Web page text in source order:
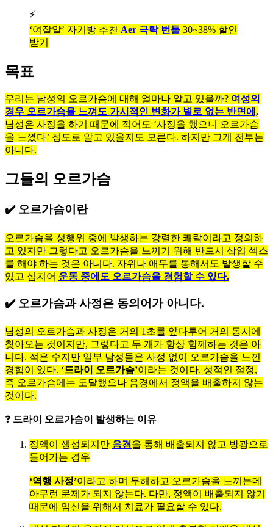
⚡
‘여잘알’ 자기방 추천 Aer 극락 번들 30~38% 할인
받기
목표
우리는 남성의 오르가슴에 대해 얼마나 알고 있을까? 여성의
경우 오르가슴을 느껴도 가시적인 변화가 별로 없는 반면에,
남성은 사정을 하기 때문에 적어도 ‘사정을 했으니 오르가슴
을 느꼈다’ 정도로 알고 있을지도 모른다. 하지만 그게 전부는
아니다.
그들의 오르가슴
✔️ 오르가슴이란
오르가슴을 성행위 중에 발생하는 강렬한 쾌락이라고 정의하
고 있지만 그렇다고 오르가슴을 느끼기 위해 반드시 삽입 섹스
를 해야 하는 것은 아니다. 자위나 애무를 통해서도 발생할 수
있고 심지어 운동 중에도 오르가슴을 경험할 수 있다.
✔️ 오르가슴과 사정은 동의어가 아니다.
남성의 오르가슴과 사정은 거의 1초를 앞다투어 거의 동시에
찾아오는 것이지만, 그렇다고 두 개가 항상 함께하는 것은 아
니다. 적은 수지만 일부 남성들은 사정 없이 오르가슴을 느낀
경험이 있다. ‘드라이 오르가슴’이라는 것이다. 성적인 절정,
즉 오르가슴에는 도달했으나 음경에서 정액을 배출하지 않는
것이다.
❓ 드라이 오르가슴이 발생하는 이유
정액이 생성되지만 음경을 통해 배출되지 않고 방광으로
들어가는 경우
‘역행 사정’이라고 하며 무해하고 오르가슴을 느끼는데
아무런 문제가 되지 않는다. 다만, 정액이 배출되지 않기
때문에 임신을 위해서 치료가 필요할 수 있다.